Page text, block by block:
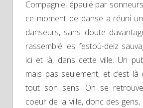
Compagnie, épaulé par
ce moment de danse a réuni
danseurs, sans doute
rassemblé les festoù-deiz
ici et là, dans cette ville. Un
mais pas seulement, et c’est
tout son sens. On se
coeur de la ville, donc des